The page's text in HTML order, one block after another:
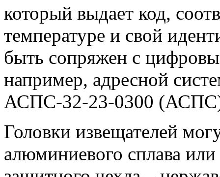
который выдает код,
температуре и свой
быть сопряжен с
например, адресной
АСПС-32-23-0300
Головки извещателей
алюминиевого сплава